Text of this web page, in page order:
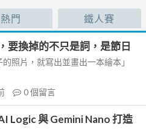
熱門 鐵人賽
要換掉的不只是詞，是節日
照片，就寫出並畫出一本繪本」
0個留言
Logic 與 Gemini Nano 打造